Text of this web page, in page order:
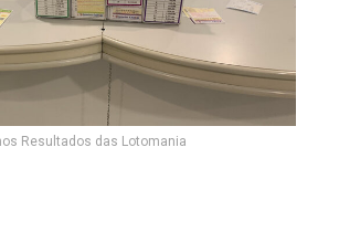
Resultados das Lotomania